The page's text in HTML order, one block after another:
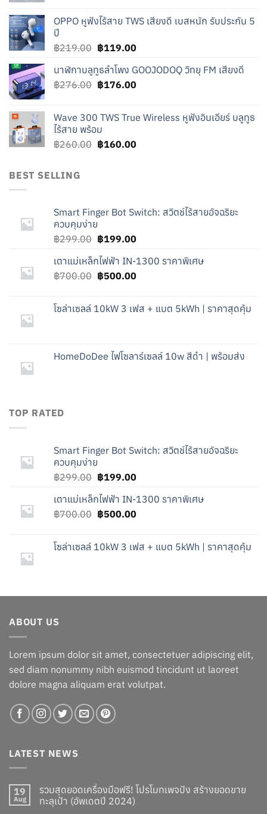
฿240.00.฿140.00.
OPPO หูฟังไร้สาย TWS เสียงดี เบสหนัก รับประกัน 5
ปี
฿219.00 Original
was:
฿219.00.
฿119.00Current
is:
฿119.00.
นาฬิกาบลูทูธลำโพง GOOJODOQ วิทยุ FM เสียงดี
฿276.00 Original
฿276.00.
฿176.00Current
฿176.00.
Wave 300 TWS True Wireless หูฟังอินเอียร์ บลูทูธ
ไร้สาย พร้อม
฿260.00 Original
฿160.00Current
BEST SELLING
Smart Finger Bot Switch: สวิตช์ไร้สายอัจฉริยะ
ควบคุมง่าย
฿299.00 Original
was:
฿299.00.
฿199.00Current
is:
฿199.00.
เตาแม่เหล็กไฟฟ้า IN-1300 ราคาพิเศษ
฿700.00 Original
฿700.00.
฿500.00Current
฿500.00.
โซล่าเซลล์ 10kW 3 เฟส + แบต 5kWh | ราคาสุดคุ้ม
HomeDoDee ไฟโซลาร์เซลล์ 10w สีดำ | พร้อมส่ง
TOP RATED
Smart Finger Bot Switch: สวิตช์ไร้สายอัจฉริยะ
ควบคุมง่าย
฿299.00 Original
was:
฿299.00.
฿199.00Current
is:
฿199.00.
เตาแม่เหล็กไฟฟ้า IN-1300 ราคาพิเศษ
฿700.00 Original
฿700.00.
฿500.00Current
฿500.00.
โซล่าเซลล์ 10kW 3 เฟส + แบต 5kWh | ราคาสุดคุ้ม
ABOUT US
Lorem ipsum dolor sit amet, consectetuer adipiscing elit,
sed diam nonummy nibh euismod tincidunt ut laoreet
dolore magna aliquam erat volutpat.
LATEST NEWS
19
Aug
รวมสุดยอดเครื่องมือฟรี! โปรโมทเพจปัง สร้างยอดขาย
ทะลุเป้า (อัพเดตปี 2024)